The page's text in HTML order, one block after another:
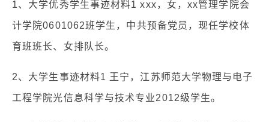
1、大学优秀学生事迹材料1 xxx，女，xx管理学院会
计学院0601062班学生，中共预备党员，现任学校体
育班班长、女排队长。
2、大学生事迹材料1 王宁，江苏师范大学物理与电子
工程学院光信息科学与技术专业2012级学生。